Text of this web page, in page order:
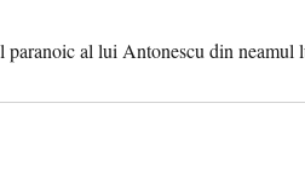
paranoic al lui Antonescu din neamul